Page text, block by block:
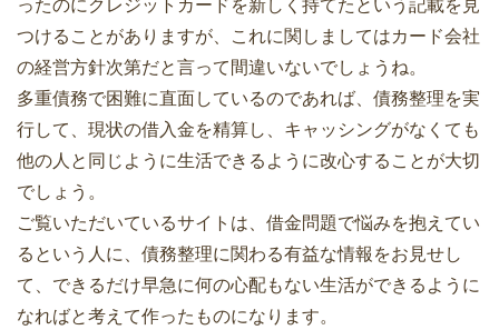
ったのにクレジットカードを新しく持てたという記載を見
つけることがありますが、これに関しましてはカード会社
の経営方針次第だと言って間違いないでしょうね。
多重債務で困難に直面しているのであれば、債務整理を実
行して、現状の借入金を精算し、キャッシングがなくても
他の人と同じように生活できるように改心することが大切
でしょう。
ご覧いただいているサイトは、借金問題で悩みを抱えてい
るという人に、債務整理に関わる有益な情報をお見せし
て、できるだけ早急に何の心配もない生活ができるように
なればと考えて作ったものになります。